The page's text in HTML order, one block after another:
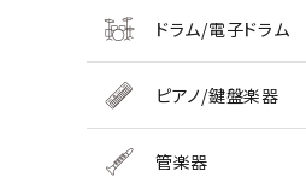
ドラム/電子ドラム
ピアノ/鍵盤楽器
管楽器